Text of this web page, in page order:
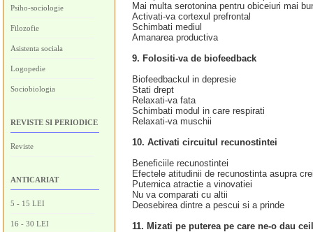
Psiho-sociologie
Filozofie
Asistenta sociala
Logopedie
Sociobiologia
REVISTE SI PERIODICE
Reviste
ANTICARIAT
5 - 15 LEI
16 - 30 LEI
Mai multa serotonina pentru obiceiuri mai
Activati-va cortexul prefrontal
Schimbati mediul
Amanarea productiva
9. Folositi-va de biofeedback
Biofeedbackul in depresie
Stati drept
Relaxati-va fata
Schimbati modul in care respirati
Relaxati-va muschii
10. Activati circuitul recunostintei
Beneficiile recunostintei
Efectele atitudinii de recunostinta asupra
Puternica atractie a vinovatiei
Nu va comparati cu altii
Deosebirea dintre a pescui si a prinde
11. Mizati pe puterea pe care ne-o dau